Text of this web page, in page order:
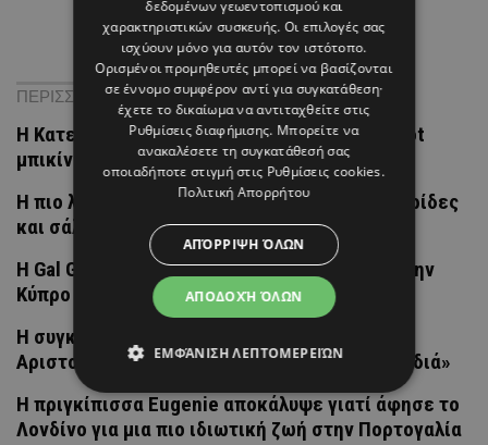
ΠΕΡΙΣΣΟΤΕΡΑ ΝΕΑ
Η Κατερίνα Παπουτσάκη ποζάρει με το πιο hot
μπικίνι του καλοκαιριού και εντυπωσιάζει
H πιο λαχταριστή συνταγή για fagottini με γαρίδες
και σάλτσα καρύδας
Η Gal Gadot απολαμβάνει τις διακοπές της στην
Κύπρο
H συγκινητική ανάρτηση της Χριστιάνας
Αριστοτέλους – «Εκεί που πάντα είμαστε παιδιά»
Η πριγκίπισσα Eugenie αποκάλυψε γιατί άφησε το
Λονδίνο για μια πιο ιδιωτική ζωή στην Πορτογαλία
δεδομένων γεωεντοπισμού και
χαρακτηριστικών συσκευής. Οι επιλογές σας
ισχύουν μόνο για αυτόν τον ιστότοπο.
Ορισμένοι προμηθευτές μπορεί να βασίζονται
σε έννομο συμφέρον αντί για συγκατάθεση·
έχετε το δικαίωμα να αντιταχθείτε στις
Ρυθμίσεις διαφήμισης. Μπορείτε να
ανακαλέσετε τη συγκατάθεσή σας
οποιαδήποτε στιγμή στις Ρυθμίσεις cookies.
Πολιτική Απορρήτου
ΑΠΟΔΟΧΉ ΌΛΩΝ
ΑΠΌΡΡΙΨΗ ΌΛΩΝ
ΕΜΦΆΝΙΣΗ ΛΕΠΤΟΜΕΡΕΙΏΝ